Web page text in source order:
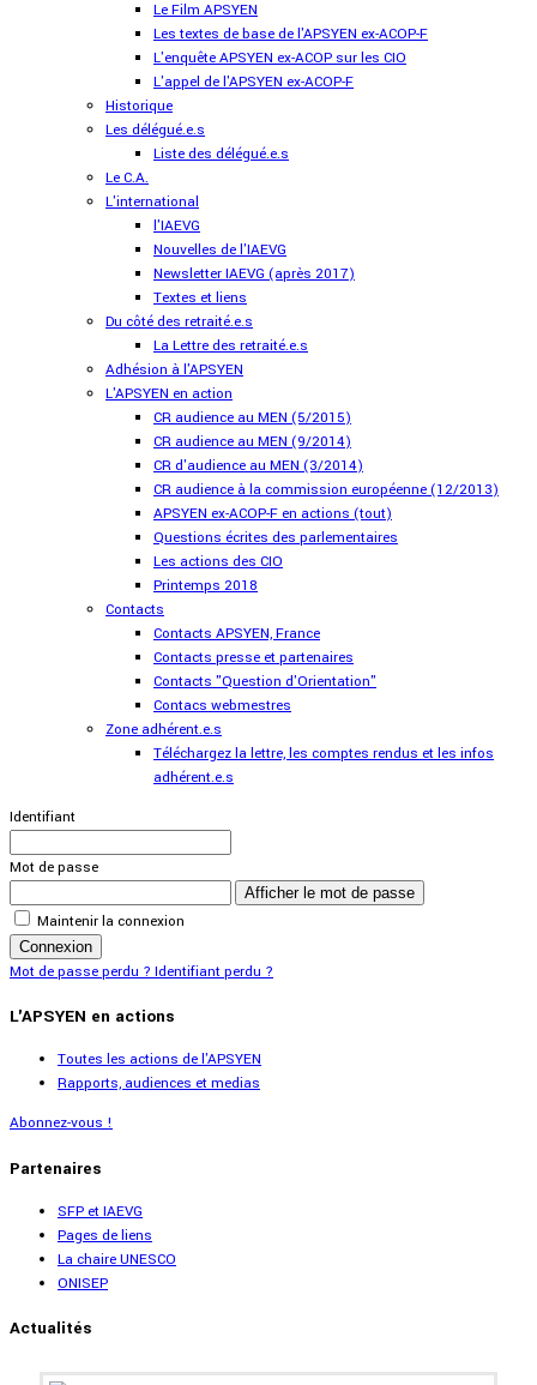
Le Film APSYEN
Les textes de base de l'APSYEN ex-ACOP-F
L'enquête APSYEN ex-ACOP sur les CIO
L'appel de l'APSYEN ex-ACOP-F
Historique
Les délégué.e.s
Liste des délégué.e.s
Le C.A.
L'international
l'IAEVG
Nouvelles de l'IAEVG
Newsletter IAEVG (après 2017)
Textes et liens
Du côté des retraité.e.s
La Lettre des retraité.e.s
Adhésion à l'APSYEN
L'APSYEN en action
CR audience au MEN (5/2015)
CR audience au MEN (9/2014)
CR d'audience au MEN (3/2014)
CR audience à la commission européenne (12/2013)
APSYEN ex-ACOP-F en actions (tout)
Questions écrites des parlementaires
Les actions des CIO
Printemps 2018
Contacts
Contacts APSYEN, France
Contacts presse et partenaires
Contacts "Question d'Orientation"
Contacs webmestres
Zone adhérent.e.s
Téléchargez la lettre, les comptes rendus et les infos
adhérent.e.s
Identifiant
Mot de passe
Afficher le mot de passe
Maintenir la connexion
Connexion
Mot de passe perdu ? Identifiant perdu ?
L'APSYEN en actions
Toutes les actions de l'APSYEN
Rapports, audiences et medias
Abonnez-vous !
Partenaires
SFP et IAEVG
Pages de liens
La chaire UNESCO
ONISEP
Actualités